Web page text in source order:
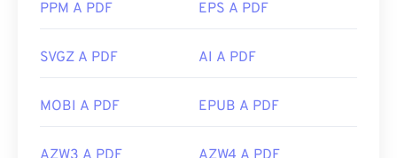
PPM A PDF EPS A PDF
SVGZ A PDF AI A PDF
MOBI A PDF EPUB A PDF